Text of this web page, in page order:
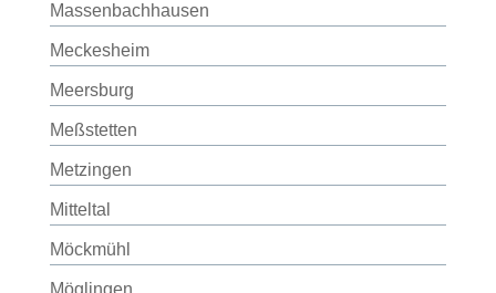
Massenbachhausen
Meckesheim
Meersburg
Meßstetten
Metzingen
Mitteltal
Möckmühl
Möglingen